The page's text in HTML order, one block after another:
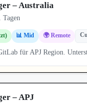
– Australia
Tagen
📊 Mid 🌍 Remote
für APJ Region.
– APJ